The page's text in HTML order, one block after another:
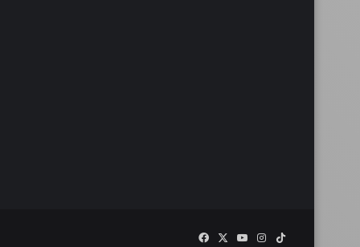
Facebook
X YouTubeInstagram
TikTok